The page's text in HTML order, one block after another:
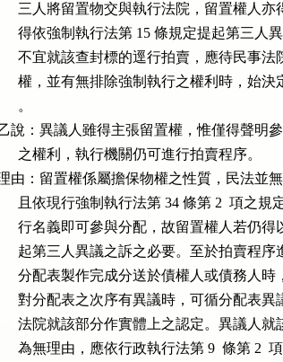
三人將留置物交與執行法院，留置權
得依強制執行法第 15 條規定提起第三
不宜就該查封標的逕行拍賣，應待民
權，並有無排除強制執行之權利時，
。
乙說：異議人雖得主張留置權，惟僅得聲
之權利，執行機關仍可進行拍賣程序。
理由：留置權係屬擔保物權之性質，民法
且依現行強制執行法第 34 條第 2  項
行名義即可參與分配，故留置權人若
起第三人異議之訴之必要。至於拍賣
分配表製作完成分送於債權人或債務
對分配表之次序有異議時，可循分配
法院就該部分作實體上之認定。異議
為無理由，應依行政執行法第 9  條第 2